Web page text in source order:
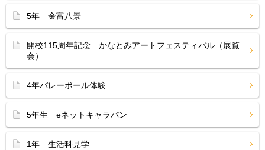
5年 金富八景
開校115周年記念 かなとみアートフェスティバル（展覧
会）
4年バレーボール体験
5年生 eネットキャラバン
1年 生活科見学